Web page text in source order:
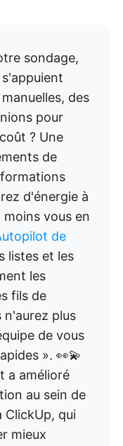
sondage,
des
pour
? Une
de
d'énergie à
moins vous en
de
listes et les
les
fils de
n'aurez plus
de vous
». 👀💫
a amélioré
au sein de
ClickUp, qui
mieux